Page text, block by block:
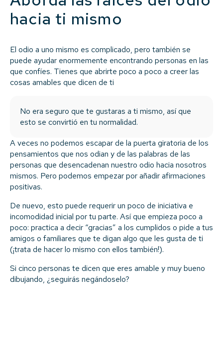
hacia ti mismo
El odio a uno mismo es complicado, pero también se
puede ayudar enormemente encontrando personas en las
que confíes. Tienes que abrirte poco a poco a creer las
cosas amables que dicen de ti
No era seguro que te gustaras a ti mismo, así que
esto se convirtió en tu normalidad.
A veces no podemos escapar de la puerta giratoria de los
pensamientos que nos odian y de las palabras de las
personas que desencadenan nuestro odio hacia nosotros
mismos. Pero podemos empezar por añadir afirmaciones
positivas.
De nuevo, esto puede requerir un poco de iniciativa e
incomodidad inicial por tu parte. Así que empieza poco a
poco: practica a decir “gracias” a los cumplidos o pide a tus
amigos o familiares que te digan algo que les gusta de ti
(¡trata de hacer lo mismo con ellos también!).
Si cinco personas te dicen que eres amable y muy bueno
dibujando, ¿seguirás negándoselo?